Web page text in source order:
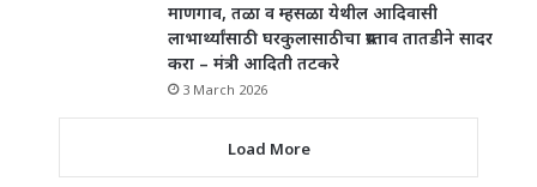
माणगाव, तळा व म्हसळा येथील आदिवासी
लाभार्थ्यांसाठी घरकुलासाठीचा प्रस्ताव तातडीने सादर
करा – मंत्री आदिती तटकरे
3 March 2026
Load More